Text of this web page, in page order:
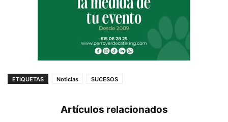
ETIQUETAS Noticias SUCESOS
Artículos relacionados